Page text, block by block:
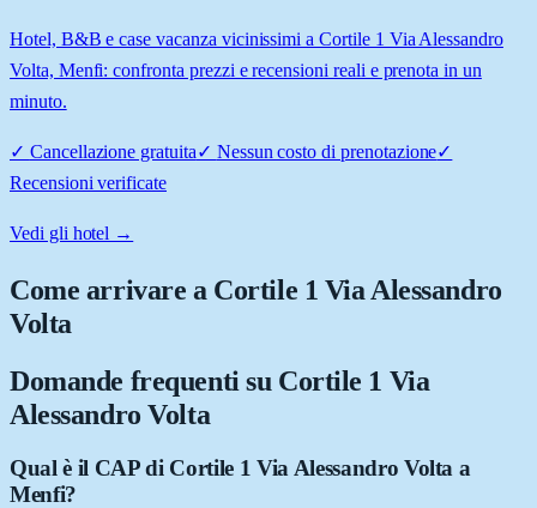
Hotel, B&B e case vacanza vicinissimi a Cortile 1 Via Alessandro
Volta, Menfi: confronta prezzi e recensioni reali e prenota in un
minuto.
✓ Cancellazione gratuita✓ Nessun costo di prenotazione✓
Recensioni verificate
Vedi gli hotel →
Come arrivare a Cortile 1 Via Alessandro
Volta
Domande frequenti su Cortile 1 Via
Alessandro Volta
Qual è il CAP di Cortile 1 Via Alessandro Volta a
Menfi?